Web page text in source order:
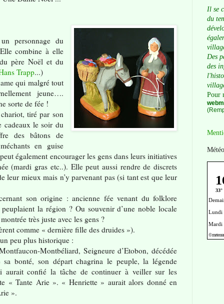
personnage du
combine à elle
père Noël et du
Trapp...)
qui malgré tout
jeune….
sorte de fée !
tiré par son
cadeaux le soir du
des bâtons de
en guise
également encourager les gens dans leurs initiatives
(mardi gras etc..). Elle peut aussi rendre de discrets
leur mieux mais n’y parvenant pas (si tant est que leur
son origine : ancienne fée venant du folklore
la région ? Ou souvenir d’une noble locale
très juste avec les gens ?
comme « dernière fille des druides »).
peu plus historique :
Montbéliard, Seigneure d’Etobon, décédée
bonté, son départ chagrina le peuple, la légende
aurait confié la tâche de continuer à veiller sur les
« Tante Arie ». « Henriette » aurait alors donné en
».
Il se
du
Des
des
Pour